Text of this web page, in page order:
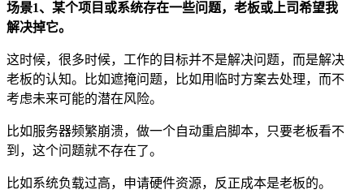
场景1、某个项目或系统存在一些问题，老板或上司希望我
解决掉它。
这时候，很多时候，工作的目标并不是解决问题，而是解决
老板的认知。比如遮掩问题，比如用临时方案去处理，而不
考虑未来可能的潜在风险。
比如服务器频繁崩溃，做一个自动重启脚本，只要老板看不
到，这个问题就不存在了。
比如系统负载过高，申请硬件资源，反正成本是老板的。